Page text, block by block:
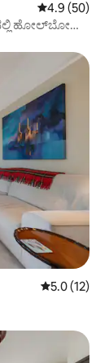
5 ರಲ್ಲಿ 4.9
4.9 (50)
ಹೋಲ್‌ಬೋರ್ನ್
5 ರಲ್ಲಿ 5.0
5.0 (12)